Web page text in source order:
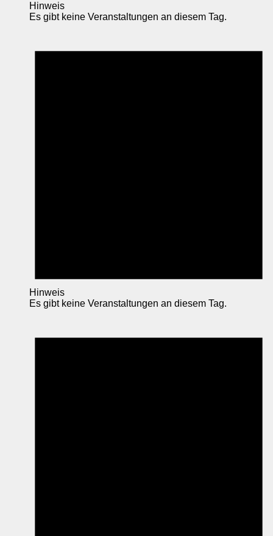
Hinweis
Es gibt keine Veranstaltungen an diesem Tag.
Hinweis
Es gibt keine Veranstaltungen an diesem Tag.